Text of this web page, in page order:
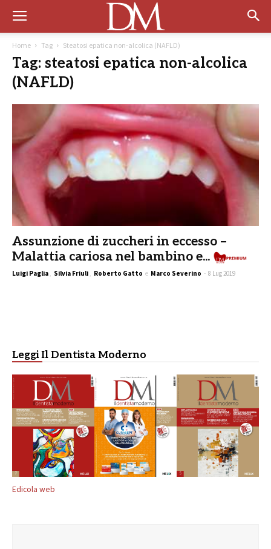
Home Tag Steatosi epatica non-alcolica (NAFLD)
Tag: steatosi epatica non-alcolica
(NAFLD)
Assunzione di zuccheri in eccesso –
Malattia cariosa nel bambino e...
Luigi Paglia , Silvia Friuli , Roberto Gatto e Marco Severino - 8 Lug 2019
Leggi Il Dentista Moderno
Edicola web